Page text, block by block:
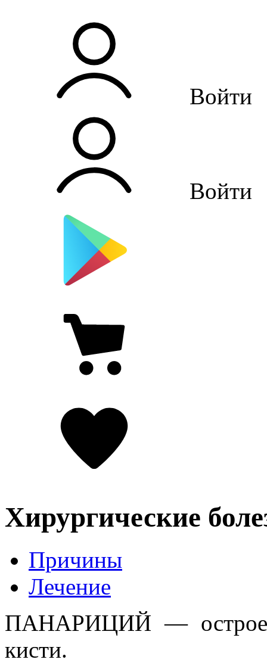
Войти
Войти
Хирургические
Причины
Лечение
ПАНАРИЦИЙ — острое
кисти.